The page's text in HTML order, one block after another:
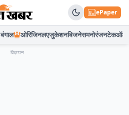
ePaper
ओरिजिनलएजुकेशनबिजनेसमनोरंजनटेकऑटो
विज्ञापन